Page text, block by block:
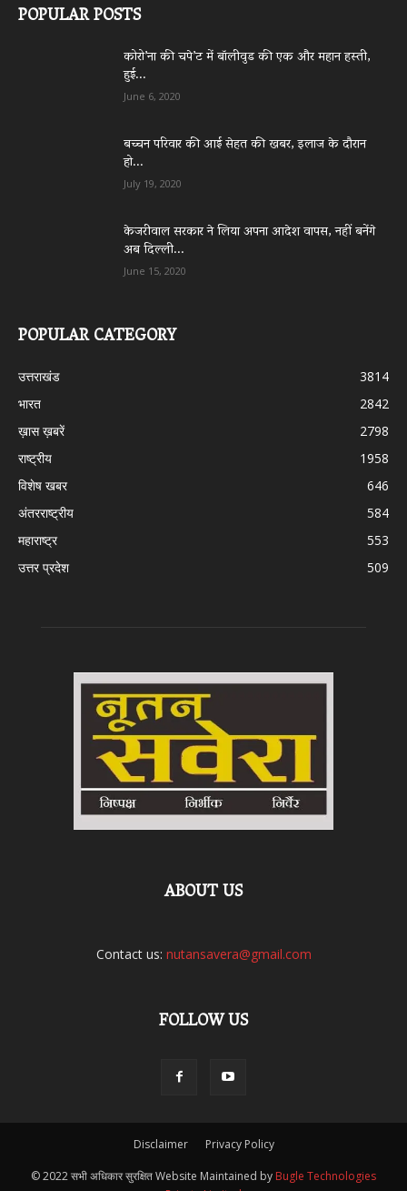
POPULAR POSTS
कोरो’ना की चपे’ट में बॉलीवुड की एक और महान हस्ती,
हुई...
June 6, 2020
बच्चन परिवार की आई सेहत की खबर, इलाज के दौरान
हो...
July 19, 2020
केजरीवाल सरकार ने लिया अपना आदेश वापस, नहीं बनेंगे
अब दिल्ली...
June 15, 2020
POPULAR CATEGORY
उत्तराखंड
3814
भारत
2842
ख़ास ख़बरें
2798
राष्ट्रीय
1958
विशेष खबर
646
अंतरराष्ट्रीय
584
महाराष्ट्र
553
उत्तर प्रदेश
509
ABOUT US
Contact us: nutansavera@gmail.com
FOLLOW US
Disclaimer Privacy Policy
© 2022 सभी अधिकार सुरक्षित Website Maintained by Bugle Technologies